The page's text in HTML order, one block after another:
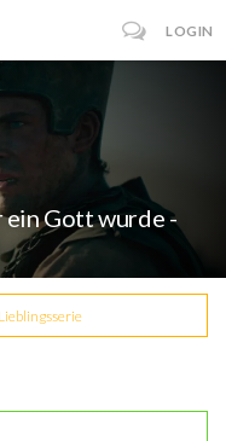
LOGIN
ein Gott wurde -
Lieblingsserie